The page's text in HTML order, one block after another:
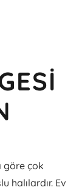
göre çok
halılardır. Ev